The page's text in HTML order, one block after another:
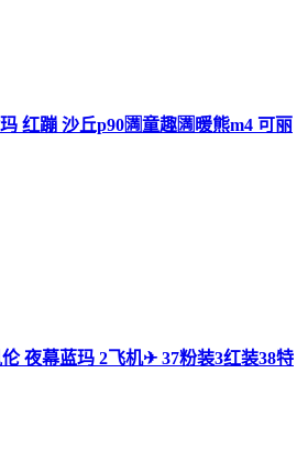
红蹦 沙丘p90🈵童趣🈵暖熊m4 可丽
夜幕蓝玛 2飞机✈ 37粉装3红装38特